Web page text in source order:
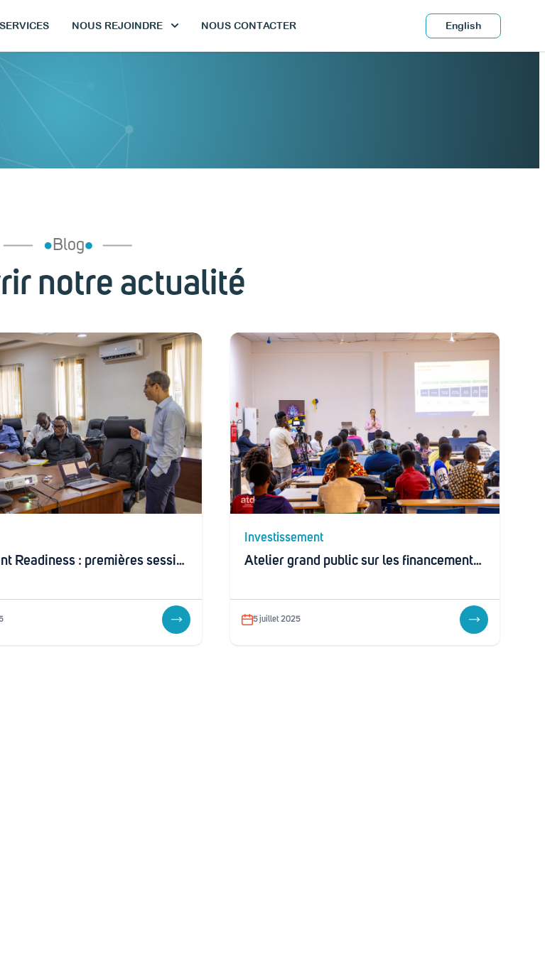
English
NOUS REJOINDRE NOUS CONTACTER
Blog
notre actualité
Investment Readiness : premières sessions pratiques pour outiller les startups togolaises à la levée de fonds
Investissement
Atelier grand public sur les financements d’entreprise en Afrique
5 juillet 2025